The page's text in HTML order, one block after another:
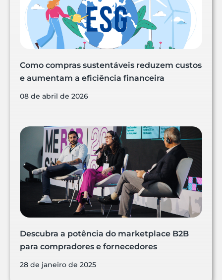
Como compras sustentáveis reduzem custos
e aumentam a eficiência financeira
08 de abril de 2026
Descubra a potência do marketplace B2B
para compradores e fornecedores
28 de janeiro de 2025